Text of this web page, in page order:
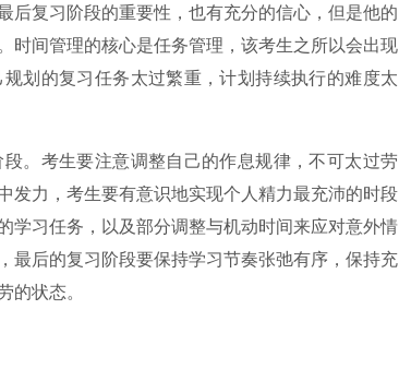
后复习阶段的重要性，也有充分的信心，但是他的
时间管理的核心是任务管理，该考生之所以会出现
划的复习任务太过繁重，计划持续执行的难度太
。考生要注意调整自己的作息规律，不可太过劳
发力，考生要有意识地实现个人精力最充沛的时段
学习任务，以及部分调整与机动时间来应对意外情
最后的复习阶段要保持学习节奏张弛有序，保持充
的状态。